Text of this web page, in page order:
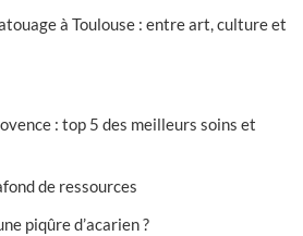
à Toulouse : entre art, culture et
: top 5 des meilleurs soins et
de ressources
piqûre d’acarien ?